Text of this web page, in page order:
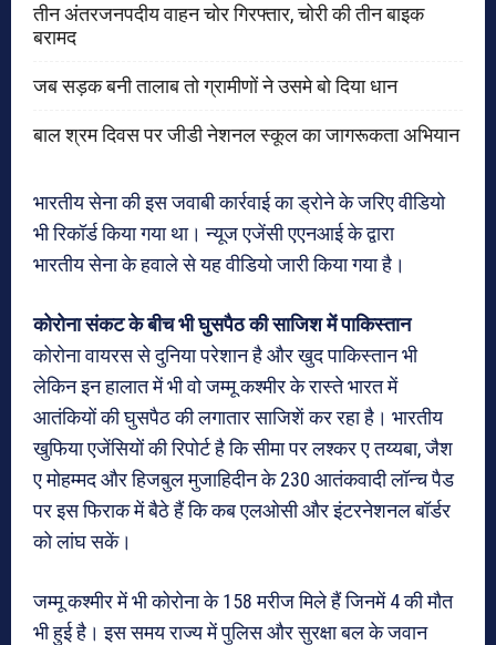
तीन अंतरजनपदीय वाहन चोर गिरफ्तार, चोरी की तीन बाइक
बरामद
जब सड़क बनी तालाब तो ग्रामीणों ने उसमे बो दिया धान
बाल श्रम दिवस पर जीडी नेशनल स्कूल का जागरूकता अभियान
भारतीय सेना की इस जवाबी कार्रवाई का ड्रोने के जरिए वीडियो
भी रिकॉर्ड किया गया था। न्यूज एजेंसी एएनआई के द्वारा
भारतीय सेना के हवाले से यह वीडियो जारी किया गया है।
कोरोना संकट के बीच भी घुसपैठ की साजिश में पाकिस्तान
कोरोना वायरस से दुनिया परेशान है और खुद पाकिस्तान भी
लेकिन इन हालात में भी वो जम्मू कश्मीर के रास्ते भारत में
आतंकियों की घुसपैठ की लगातार साजिशें कर रहा है। भारतीय
खुफिया एजेंसियों की रिपोर्ट है कि सीमा पर लश्कर ए तय्यबा, जैश
ए मोहम्मद और हिजबुल मुजाहिदीन के 230 आतंकवादी लॉन्च पैड
पर इस फिराक में बैठे हैं कि कब एलओसी और इंटरनेशनल बॉर्डर
को लांघ सकें।
जम्मू कश्मीर में भी कोरोना के 158 मरीज मिले हैं जिनमें 4 की मौत
भी हुई है। इस समय राज्य में पुलिस और सुरक्षा बल के जवान